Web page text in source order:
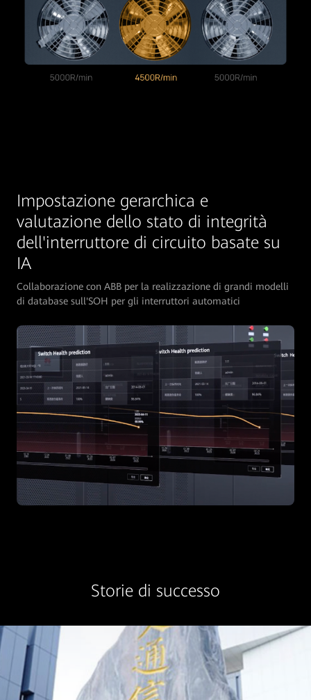
Impostazione gerarchica e
valutazione dello stato di integrità
dell'interruttore di circuito basate su
Collaborazione con ABB per la realizzazione di grandi modelli